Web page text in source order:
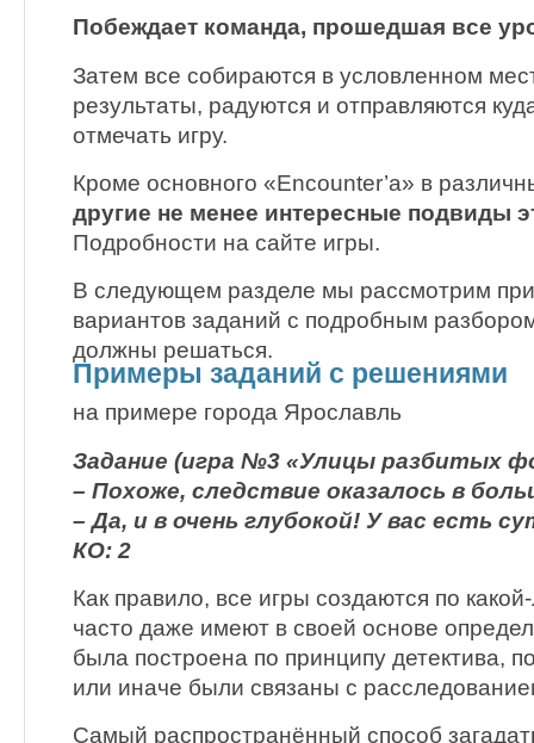
Побеждает команда, прошедшая все
Затем все собираются в условленном
результаты, радуются и отправляются
отмечать игру.
Кроме основного «Encounter’а» в
другие не менее интересные подвиды
Подробности на сайте игры.
В следующем разделе мы рассмотрим
вариантов заданий с подробным
должны решаться.
Примеры заданий с решениями
на примере города Ярославль
Задание (игра №3 «Улицы разбитых
– Похоже, следствие оказалось в
– Да, и в очень глубокой! У вас есть
КО: 2
Как правило, все игры создаются по
часто даже имеют в своей основе
была построена по принципу детектива,
или иначе были связаны с
Самый распространённый способ